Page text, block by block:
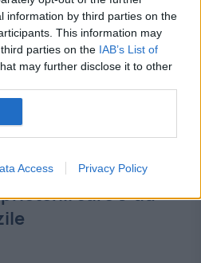
information by third parties on the
This information may
parties on the IAB’s List of
may further disclose it to other
Access Privacy Policy
care s-au